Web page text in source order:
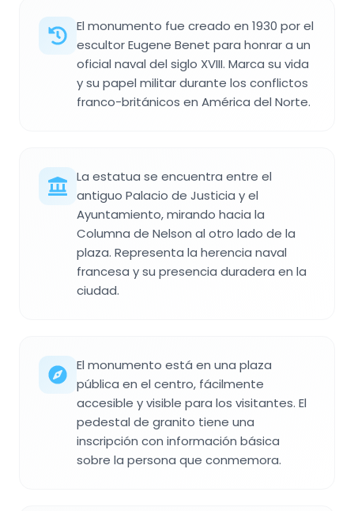
El monumento fue creado en 1930 por el
escultor Eugene Benet para honrar a un
oficial naval del siglo XVIII. Marca su vida
y su papel militar durante los conflictos
franco-británicos en América del Norte.
La estatua se encuentra entre el
antiguo Palacio de Justicia y el
Ayuntamiento, mirando hacia la
Columna de Nelson al otro lado de la
plaza. Representa la herencia naval
francesa y su presencia duradera en la
ciudad.
El monumento está en una plaza
pública en el centro, fácilmente
accesible y visible para los visitantes. El
pedestal de granito tiene una
inscripción con información básica
sobre la persona que conmemora.